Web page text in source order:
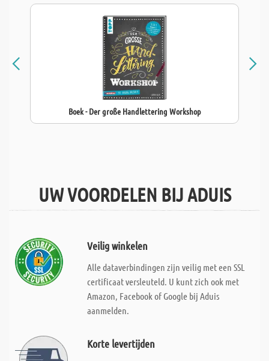
Boek - Der große Handlettering Workshop
UW VOORDELEN BIJ ADUIS
Veilig winkelen
Alle dataverbindingen zijn veilig met een SSL
certificaat versleuteld. U kunt zich ook met
Amazon, Facebook of Google bij Aduis
aanmelden.
Korte levertijden